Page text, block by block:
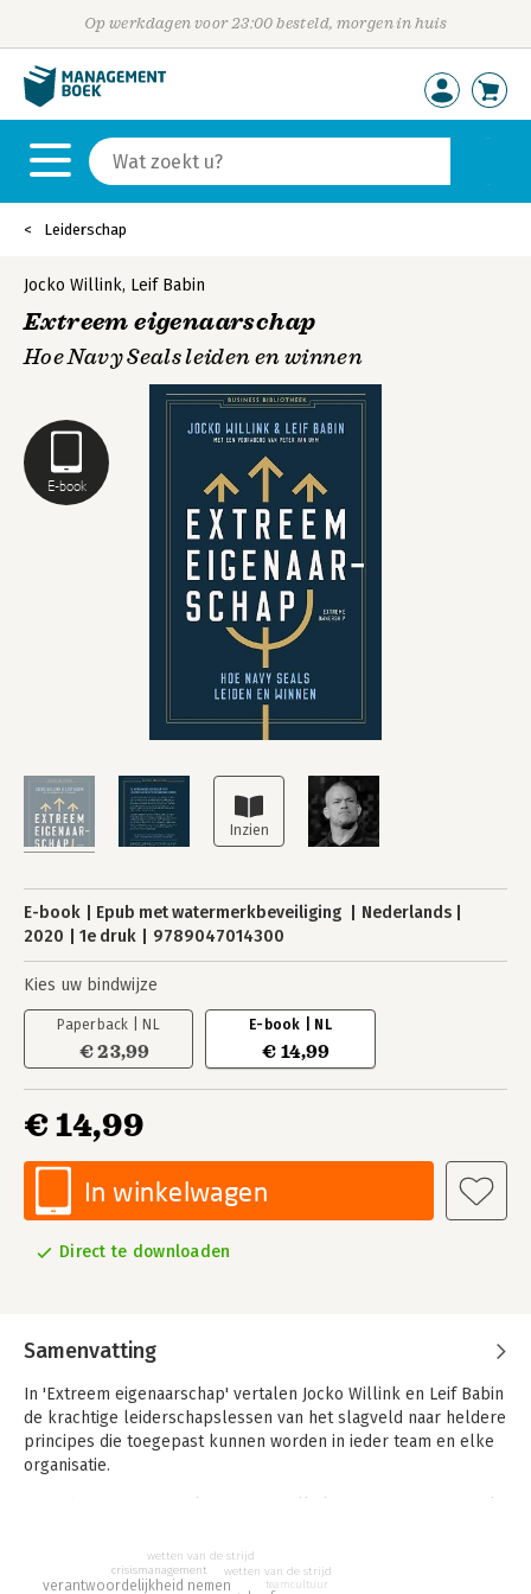
Op werkdagen voor 23:00 besteld, morgen in huis
Leiderschap
E-book
Jocko Willink, Leif Babin
Extreem eigenaarschap
Hoe Navy Seals leiden en winnen
E-book Epub met watermerkbeveiliging
Nederlands
2020
1e druk 9789047014300
Kies uw bindwijze
Paperback | NL
€ 23,99
E-book | NL
€ 14,99
€ 14,99
In winkelwagen
Direct te downloaden
Samenvatting
In 'Extreem eigenaarschap' vertalen Jocko Willink en Leif Babin
de krachtige leiderschapslessen van het slagveld naar heldere
principes die toegepast kunnen worden in ieder team en elke
organisatie.
stad die al min of meer als verloren wordt beschouwd, wisten
Willink en Babin onder extreme druk hun team naar de
verantwoordelijkheid nemen
crisismanagement
wetten van de strijd
wetten van de strijd
teamcultuur